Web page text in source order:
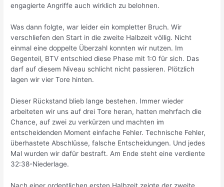
engagierte Angriffe auch wirklich zu belohnen.
Was dann folgte, war leider ein kompletter Bruch. Wir
verschliefen den Start in die zweite Halbzeit völlig. Nicht
einmal eine doppelte Überzahl konnten wir nutzen. Im
Gegenteil, BTV entschied diese Phase mit 1:0 für sich. Das
darf auf diesem Niveau schlicht nicht passieren. Plötzlich
lagen wir vier Tore hinten.
Dieser Rückstand blieb lange bestehen. Immer wieder
arbeiteten wir uns auf drei Tore heran, hatten mehrfach die
Chance, auf zwei zu verkürzen und machten im
entscheidenden Moment einfache Fehler. Technische Fehler,
überhastete Abschlüsse, falsche Entscheidungen. Und jedes
Mal wurden wir dafür bestraft. Am Ende steht eine verdiente
32:38-Niederlage.